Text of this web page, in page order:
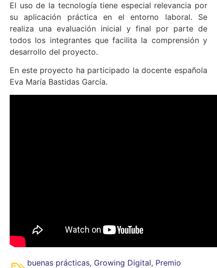
El uso de la tecnología tiene especial relevancia por
su aplicación práctica en el entorno laboral. Se
realiza una evaluación inicial y final por parte de
todos los integrantes que facilita la comprensión y
desarrollo del proyecto.
En este proyecto ha participado la docente española
Eva María Bastidas García.
buenas prácticas, Growing Digital, Premio